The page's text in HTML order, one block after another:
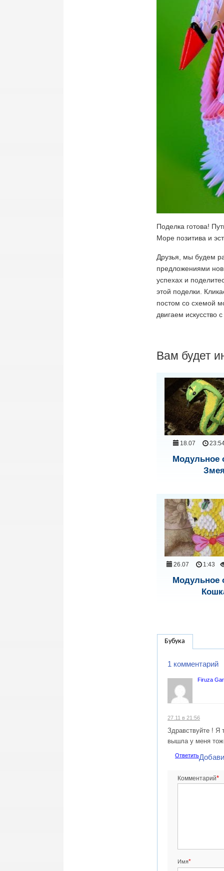
Поделка готова!
Море позитива и
Друзья, мы будем
предложениями
успехах и
этой поделки.
постом со схемой
двигаем искусство
Вам будет
18.07
Модульное
26.07 1:43
Модульное
Бубука
1 комментарий
Firuza
27.11 в 21:56
Здравствуйте ! Я
вышла у меня
Ответить
Комментарий*
Имя*